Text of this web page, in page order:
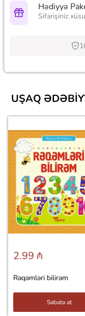
Hədiyyə
Sifarişiniz
UŞAQ
2.99 ₼
Rəqəmləri bilirəm
Səbətə at